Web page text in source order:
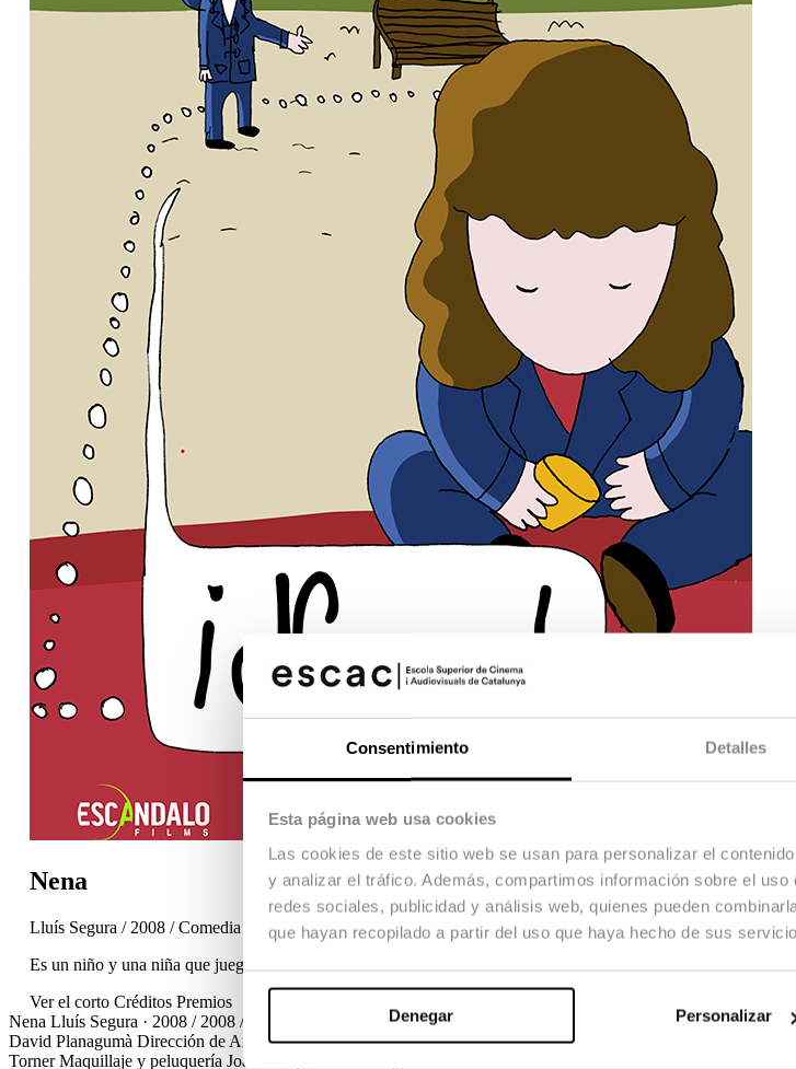
Consentimiento Detalles
Esta página web usa cookies
Las cookies de este sitio web se usan para personalizar el
y analizar el tráfico. Además, compartimos información sobre el
redes sociales, publicidad y análisis web, quienes pueden
que hayan recopilado a partir del uso que haya hecho de sus
Denegar Personalizar
Nena
Lluís Segura / 2008 / Comedia / Cortometraje / Drama / OTROS
Es un niño y una niña que juegan a papás y mamás en un parque.
Ver el corto Créditos Premios
Nena Lluís Segura · 2008 / 2008 / Comedia / Cortometraje / Drama / OTROS Lluís Segura, Kike
David Planagumà Dirección de Arte Claudia Torner, Agustí Coll MontajeAlan Hernandez, Bernat Vilaplana, Jens
Torner Maquillaje y peluquería Joana Roqué